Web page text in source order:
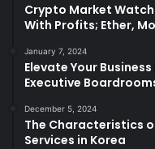
Crypto Market
With Profits; Ether,
January 7, 2024
Elevate Your
Executive
December 5, 2024
The Characteristics
Services in Korea